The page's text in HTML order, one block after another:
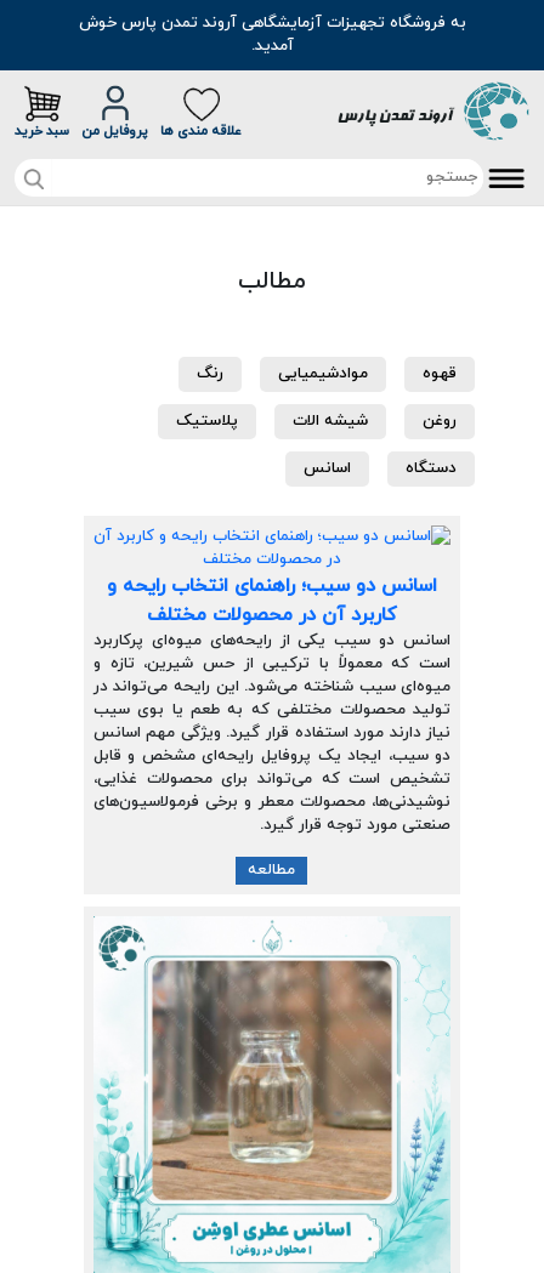
به فروشگاه تجهیزات آزمایشگاهی آروند تمدن پارس خوش
آمدید.
علاقه مندی ها پروفایل من سبد خرید
تخفیف خرید آنلاین
موادشیمیایی
روغن و عصاره
ظروف
ماسک و ضدعفونی کننده
شیشه آلات آزمایشگاهی و تجهیزات
تجهیزات آزمایشگاهی پلاستیکی
دستگاه های دیجیتال
قهوه
همه محصولات
ارتباط با ما
مطالب
قهوه موادشیمیایی رنگ
روغن شیشه الات پلاستیک
دستگاه اسانس
اسانس دو سیب؛ راهنمای انتخاب رایحه و
کاربرد آن در محصولات مختلف
اسانس دو سیب یکی از رایحه‌های میوه‌ای پرکاربرد
است که معمولاً با ترکیبی از حس شیرین، تازه و
میوه‌ای سیب شناخته می‌شود. این رایحه می‌تواند در
تولید محصولات مختلفی که به طعم یا بوی سیب
نیاز دارند مورد استفاده قرار گیرد. ویژگی مهم اسانس
دو سیب، ایجاد یک پروفایل رایحه‌ای مشخص و قابل
تشخیص است که می‌تواند برای محصولات غذایی،
نوشیدنی‌ها، محصولات معطر و برخی فرمولاسیون‌های
صنعتی مورد توجه قرار گیرد.
مطالعه